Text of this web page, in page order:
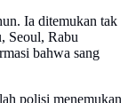
Ia ditemukan tak
Seoul, Rabu
bahwa sang
polisi menemukan